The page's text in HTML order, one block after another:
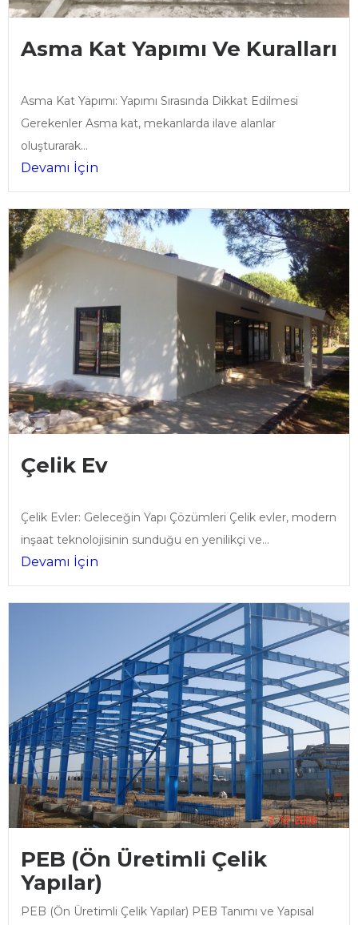
Asma Kat Yapımı Ve Kuralları
Asma Kat Yapımı: Yapımı Sırasında Dikkat Edilmesi
Gerekenler Asma kat, mekanlarda ilave alanlar
oluşturarak...
Devamı İçin
Çelik Ev
Çelik Evler: Geleceğin Yapı Çözümleri Çelik evler, modern
inşaat teknolojisinin sunduğu en yenilikçi ve...
Devamı İçin
PEB (Ön Üretimli Çelik
Yapılar)
PEB (Ön Üretimli Çelik Yapılar) PEB Tanımı ve Yapısal